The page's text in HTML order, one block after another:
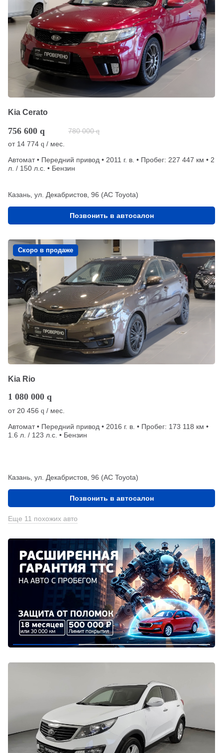
Kia Cerato
756 600 q 780 000 q
от 14 774 q / мес.
Автомат • Передний привод • 2011 г. в. • Пробег: 227 447 км • 2
л. / 150 л.с. • Бензин
Казань, ул. Декабристов, 96 (АС Toyota)
Позвонить в автосалон
Скоро в продаже
Kia Rio
1 080 000 q
от20 456 q / мес.
Автомат • Передний привод • 2016 г. в. • Пробег: 173 118 км •
1.6 л. / 123 л.с. • Бензин
Казань, ул. Декабристов, 96 (АС Toyota)
Позвонить в автосалон
Еще 11 похожих авто